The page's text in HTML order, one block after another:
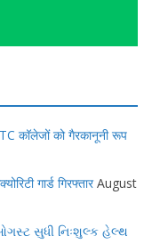
कॉलेजों को गैरकानूनी रूप
गार्ड गिरफ्तार August
ઓગસ્ટ સુધી નિઃશુલ્ક હેલ્થ